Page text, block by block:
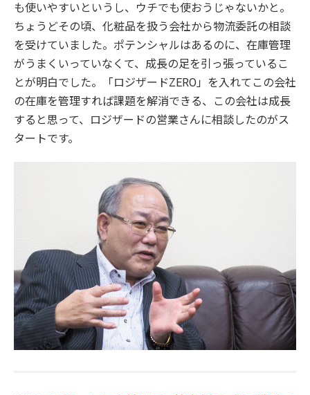
も使いやすいというし、ウチでも使おうじゃないかと。
ちょうどその頃、化粧品を扱う会社から物流委託の相談
を受けていました。ポテンシャルはあるのに、在庫管理
がうまくいっていなくて、成長の足を引っ張っているこ
とが明白でした。「ロジザードZERO」を入れてこの会社
の在庫を管理すれば課題を解消できる、この会社は成長
すると思って、ロジザードの営業さんに相談したのがス
タートです。